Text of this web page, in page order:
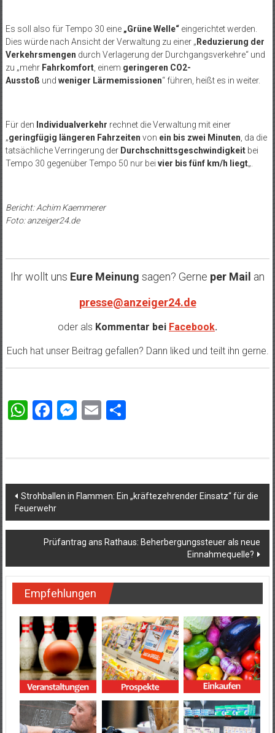
Es soll also für Tempo 30 eine „Grüne Welle“eingerichtet werden.
Dies würde nach Ansicht der Verwaltung zu einer „Reduzierung der
Verkehrsmengen durch Verlagerung der Durchgangsverkehre“ und
zu „mehr Fahrkomfort, einem geringeren CO2-
Ausstoß und weniger Lärmemissionen“ führen, heißt es in weiter.
Für den Individualverkehr rechnet die Verwaltung mit einer
„geringfügig längeren Fahrzeiten von ein bis zwei Minuten , da die
tatsächliche Verringerung der Durchschnittsgeschwindigkeitbei
Tempo 30 gegenüber Tempo 50 nur bei vier bis fünf km/h liegt„.
Bericht: Achim Kaemmerer
Foto: anzeiger24.de
Ihr wollt uns Eure Meinung sagen? Gerne per Mail an
presse@anzeiger24.de
oder als Kommentar bei Facebook.
Euch hat unser Beitrag gefallen? Dann liked und teilt ihn gerne.
WhatsApp
Facebook
Messenger
EmailTeilen
Beitragsnavigation
Strohballen in Flammen: Ein „kräftezehrender Einsatz“ für die
Feuerwehr
Prüfantrag ans Rathaus: Beherbergungssteuer als neue
Einnahmequelle?
Empfehlungen